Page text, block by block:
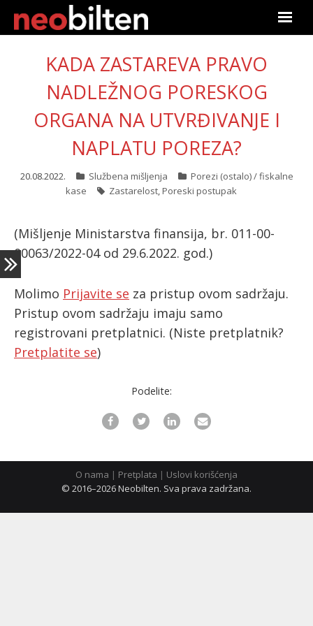
Početna
Pretraga
Aktuelno
Linkovi
O nama
Pretplata
Prijava
ћирилица
KADA ZASTAREVA PRAVO
NADLEŽNOG PORESKOG
ORGANA NA UTVRĐIVANJE I
NAPLATU POREZA?
20.08.2022. Službena mišljenja
Porezi (ostalo) / fiskalne
kase
Zastarelost, Poreski postupak
(Mišljenje Ministarstva finansija, br. 011-00-
00063/2022-04 od 29.6.2022. god.)
Molimo Prijavite se za pristup ovom sadržaju.
Pristup ovom sadržaju imaju samo
registrovani pretplatnici. (Niste pretplatnik?
Pretplatite se)
Podelite:
O nama | Pretplata | Uslovi korišćenja
© 2016–2026 Neobilten. Sva prava zadržana.